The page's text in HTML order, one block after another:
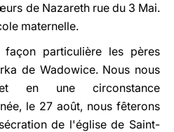
de Nazareth rue du 3 Mai.
maternelle.
particulière les pères
de Wadowice. Nous nous
en une circonstance
le 27 août, nous fêterons
de l'église de Saint-